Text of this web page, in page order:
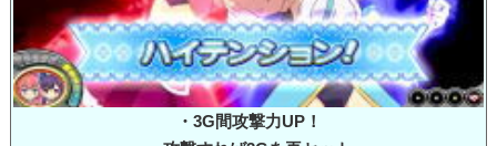
・3G間攻撃力UP！